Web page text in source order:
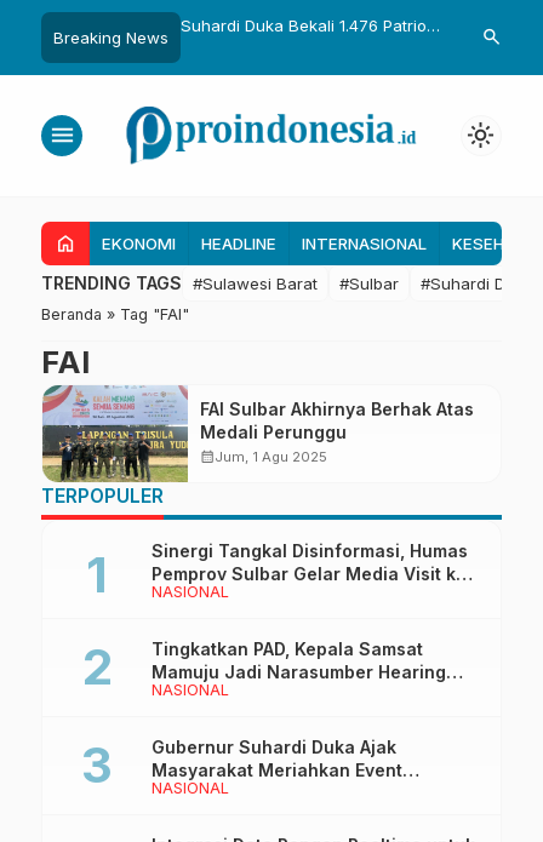
Breaking News
Gelar Sulo
Suhardi Duka Bekali 1.476 Patriot
Dasar Kebijakan Transmigrasi
Gubernur
untuk
search
menu light_mode
home EKONOMI HEADLINE INTERNASIONAL
TRENDING TAGS #Sulawesi Barat #Sulbar #Suhardi Duka
Beranda » Tag "FAI"
FAI
FAI Sulbar Akhirnya Berhak Atas
Medali Perunggu
calendar_monthJum, 1 Agu 2025
TERPOPULER
NASIONAL
Sinergi Tangkal Disinformasi, Humas
Pemprov Sulbar Gelar Media Visit ke
Kantor Redaksi di Mamuju
NASIONAL
Tingkatkan PAD, Kepala Samsat
Mamuju Jadi Narasumber Hearing
Bersama Wakil Ketua I DPRD Sulbar
NASIONAL
Gubernur Suhardi Duka Ajak
Masyarakat Meriahkan Event
Manakarra Fair 2026